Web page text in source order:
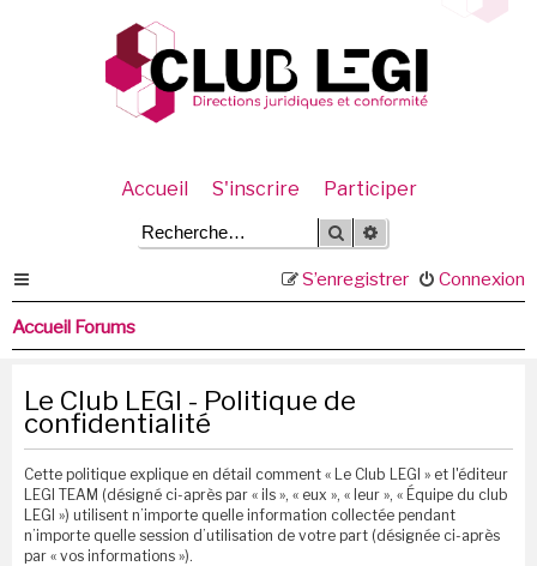
Accueil S'inscrire Participer
Rechercher
Connexion
S’enregistrer
Accueil Forums
Le Club LEGI - Politique de
confidentialité
Cette politique explique en détail comment « Le Club LEGI » et l'éditeur
LEGI TEAM (désigné ci-après par « ils », « eux », « leur », « Équipe du club
LEGI ») utilisent n’importe quelle information collectée pendant
n’importe quelle session d’utilisation de votre part (désignée ci-après
par « vos informations »).